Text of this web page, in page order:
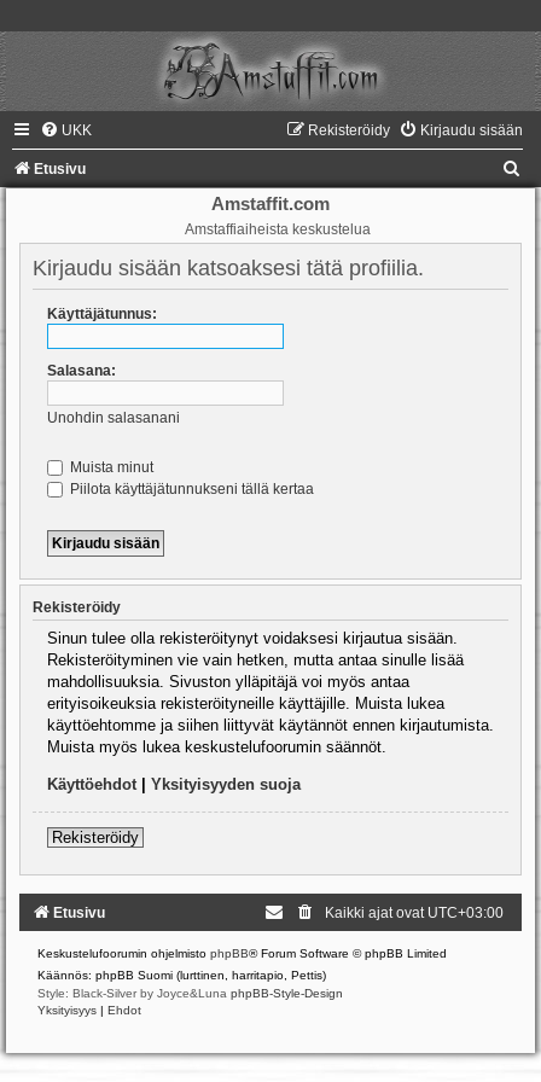
UKK Kirjaudu sisään
Rekisteröidy
Etusivu
Amstaffit.com
Amstaffiaiheista keskustelua
Kirjaudu sisään katsoaksesi tätä profiilia.
Käyttäjätunnus:
Salasana:
Unohdin salasanani
Muista minut
Piilota käyttäjätunnukseni tällä kertaa
Rekisteröidy
Sinun tulee olla rekisteröitynyt voidaksesi kirjautua sisään.
Rekisteröityminen vie vain hetken, mutta antaa sinulle lisää
mahdollisuuksia. Sivuston ylläpitäjä voi myös antaa
erityisoikeuksia rekisteröityneille käyttäjille. Muista lukea
käyttöehtomme ja siihen liittyvät käytännöt ennen kirjautumista.
Muista myös lukea keskustelufoorumin säännöt.
Käyttöehdot Yksityisyyden suoja
Rekisteröidy
Etusivu Kaikki ajat ovat UTC+03:00
Keskustelufoorumin ohjelmisto phpBB® Forum Software © phpBB Limited
Käännös: phpBB Suomi (lurttinen, harritapio, Pettis)
Style: Black-Silver by Joyce&Luna phpBB-Style-Design
Yksityisyys | Ehdot